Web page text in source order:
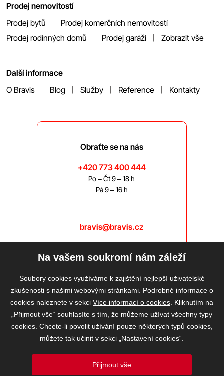
Prodej nemovitostí
Prodej bytů
Prodej komerčních nemovitostí
Prodej rodinných domů
Prodej garáží Zobrazit vše
Další informace
O Bravis
Blog Služby Reference Kontakty
Obraťte se na nás
+420 773 400 444
Po – Čt 9 – 18 h
Pá 9 – 16 h
bravis@bravis.cz
Na vašem soukromí nám záleží
Soubory cookies využíváme k zajištění nejlepší uživatelské
zkušenosti s našimi webovými stránkami. Podrobné informace o
cookies naleznete v sekci Více informací o cookies . Kliknutím na
„Přijmout vše“ souhlasíte s tím, že můžeme užívat všechny typy
cookies. Chcete-li povolit užívání pouze některých typů cookies,
můžete tak učinit v sekci „Nastavení cookies“.
Přijmout vše